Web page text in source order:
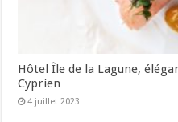
Hôtel Île de la Lagune,
Cyprien
4 juillet 2023